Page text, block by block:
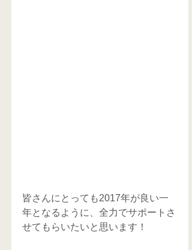
皆さんにとっても2017年が良い一
年となるように、全力でサポートさ
せてもらいたいと思います！